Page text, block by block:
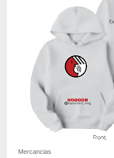
Mercancias